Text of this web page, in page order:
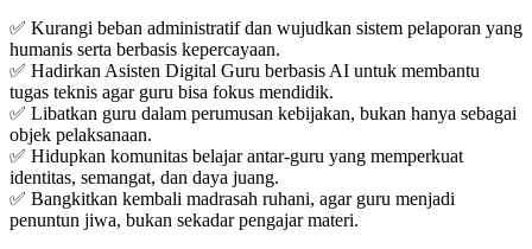
✅ Kurangi beban administratif dan wujudkan sistem pelaporan yang
humanis serta berbasis kepercayaan.
✅ Hadirkan Asisten Digital Guru berbasis AI untuk membantu
tugas teknis agar guru bisa fokus mendidik.
✅ Libatkan guru dalam perumusan kebijakan, bukan hanya sebagai
objek pelaksanaan.
✅ Hidupkan komunitas belajar antar-guru yang memperkuat
identitas, semangat, dan daya juang.
✅ Bangkitkan kembali madrasah ruhani, agar guru menjadi
penuntun jiwa, bukan sekadar pengajar materi.